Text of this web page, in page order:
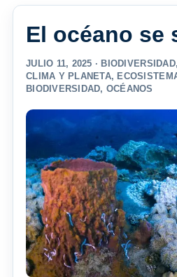
El océano se
JULIO 11, 2025 · BIODIVERSIDAD
CLIMA Y PLANETA,
BIODIVERSIDAD, OCÉANOS